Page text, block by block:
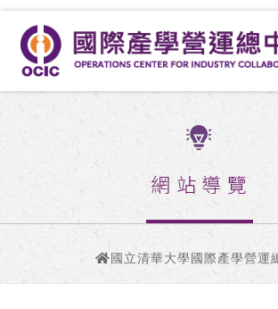
網站導覽
國立清華大學國際產學營運